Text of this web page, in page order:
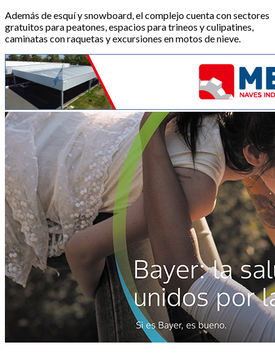
Además de esquí y snowboard, el complejo cuenta con sectores
gratuitos para peatones, espacios para trineos y culipatines,
caminatas con raquetas y excursiones en motos de nieve.